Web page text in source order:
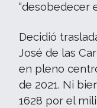
“desobedecer
Decidió
José de las
en pleno
de 2021. Ni
1628 por el